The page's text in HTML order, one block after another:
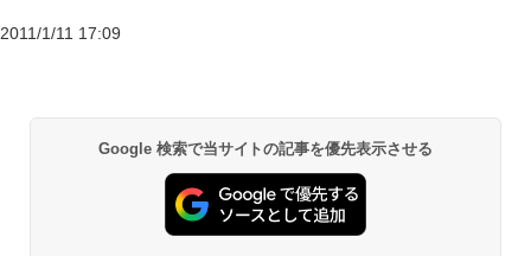
2011/1/11 17:09
Google 検索で当サイトの記事を優先表示させる